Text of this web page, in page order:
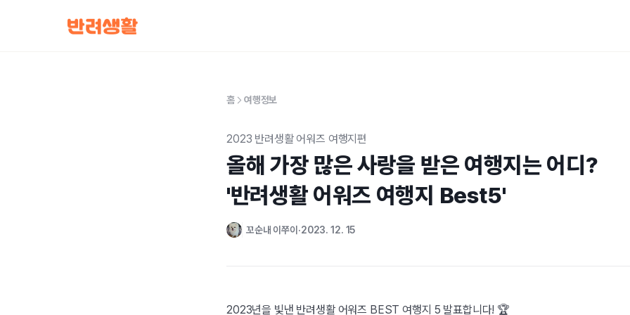
홈 여행정보
2023 반려생활 어워즈 여행지편
올해 가장 많은 사랑을 받은 여행지는 어디?
'반려생활 어워즈 여행지 Best5'
꼬순내 이쭈이 2023. 12. 15
2023년을 빛낸 반려생활 어워즈 BEST 여행지 5 발표합니다! 🏆